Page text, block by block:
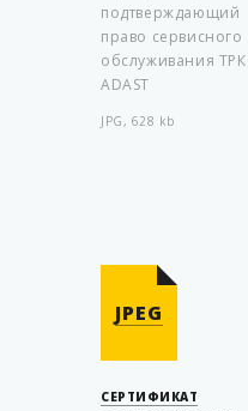
подтверждающий
право сервисного
обслуживания ТРК
ADAST
JPG, 628 kb
JPEG
СЕРТИФИКАТ